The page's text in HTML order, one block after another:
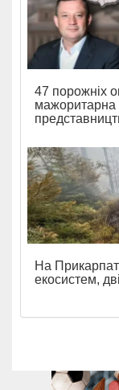
47 порожніх
мажоритарна
На
екосистем,